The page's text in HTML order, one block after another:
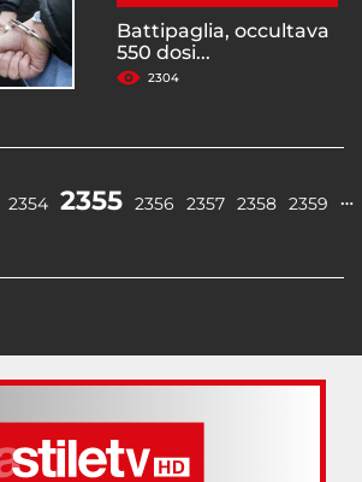
Battipaglia, occultava
550 dosi...
2304
2354 2355 2356 2357 2358 2359 …